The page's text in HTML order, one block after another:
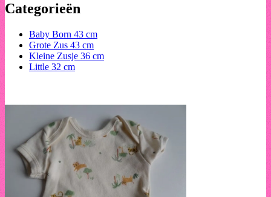
Categorieën
Baby Born 43 cm
Grote Zus 43 cm
Kleine Zusje 36 cm
Little 32 cm